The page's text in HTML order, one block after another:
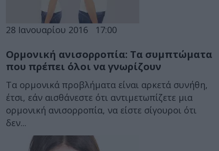
28 Ιανουαρίου 2016 17:00
Ορμονική ανισορροπία: Τα συμπτώματα
που πρέπει όλοι να γνωρίζουν
Τα ορμονικά προβλήματα είναι αρκετά συνήθη,
έτσι, εάν αισθάνεστε ότι αντιμετωπίζετε μια
ορμονική ανισορροπία, να είστε σίγουροι ότι
δεν...